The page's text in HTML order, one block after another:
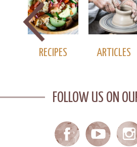
RECIPES ARTICLES
FOLLOW US ON